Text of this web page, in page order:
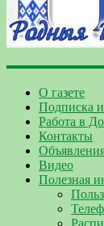
О газете
Подписка
Работа в
Контакты
Видео
Полезная